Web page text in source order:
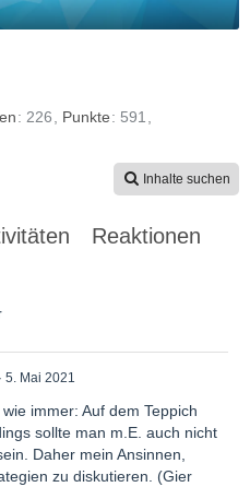
226 Punkte
591
Inhalte suchen
Reaktionen
5. Mai 2021
immer: Auf dem Teppich
sollte man m.E. auch nicht
Daher mein Ansinnen,
zu diskutieren. (Gier